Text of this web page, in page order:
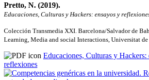
Pretto, N. (2019).
Educaciones, Culturas y Hackers: ensayos y
Colección Transmedia XXI. Barcelona/Salvador de
Learning, Media and social Interactions, Universitat de
Educaciones, Culturas y Hackers:
reflexiones